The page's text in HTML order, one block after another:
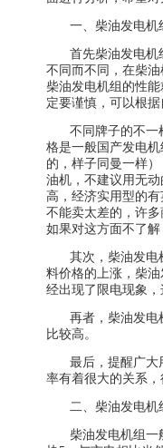
一、柴油发电机
首先柴油发电机
不同而不同，在柴
柴油发电机组的性
定要谨慎，可以根
不同牌子的不一
格是一般国产发电
的，样子同曼一样
油机，不建议用无
高，经济实用型的
不能卖太差的，许
如果对这方面不了解
其次，柴油发电
料价格的上涨，柴
经出现了限电现象，
再者，柴油发电
比较高。
最后，提醒广大
率有着很大的关系，
二、柴油发电机
柴油发电机组一